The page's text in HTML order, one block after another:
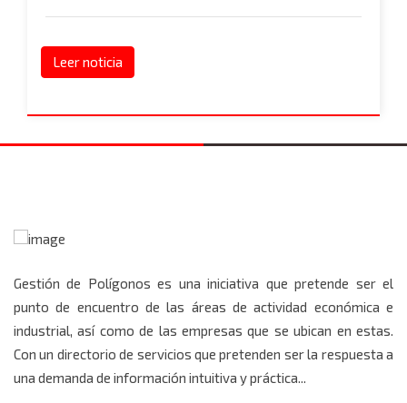
Leer noticia
Gestión de Polígonos es una iniciativa que pretende ser el
punto de encuentro de las áreas de actividad económica e
industrial, así como de las empresas que se ubican en estas.
Con un directorio de servicios que pretenden ser la respuesta a
una demanda de información intuitiva y práctica...